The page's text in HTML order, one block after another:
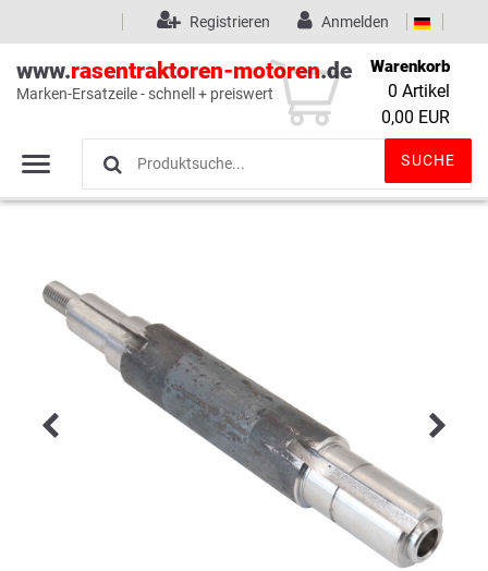
Wunschliste (0)
Anmelden
Registrieren
www.rasentraktoren-motoren.de
Marken-Ersatzeile - schnell + preiswert
SUCHE
Warenkorb
0 Artikel
0,00 EUR